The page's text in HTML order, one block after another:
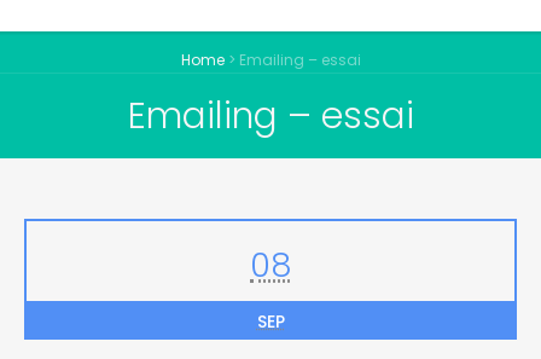
Home > Emailing – essai
Emailing – essai
08
SEP